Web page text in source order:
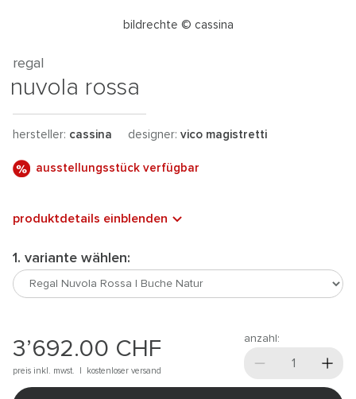
bildrechte © cassina
regal
nuvola rossa
hersteller: cassina designer: vico magistretti
ausstellungsstück verfügbar
produktdetails einblenden
1. variante wählen:
3’692.00 CHF
preis inkl. mwst. | kostenloser versand
anzahl: